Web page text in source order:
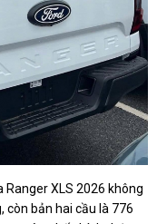
XLS 2026 không
còn bản hai cầu là 776